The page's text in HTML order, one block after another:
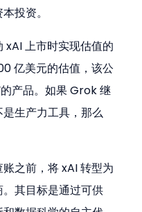
投资。
上市时实现估值的
亿美元的估值，该公
产品。如果 Grok 继
生产力工具，那么
之前，将 xAI 转型为
其目标是通过可供